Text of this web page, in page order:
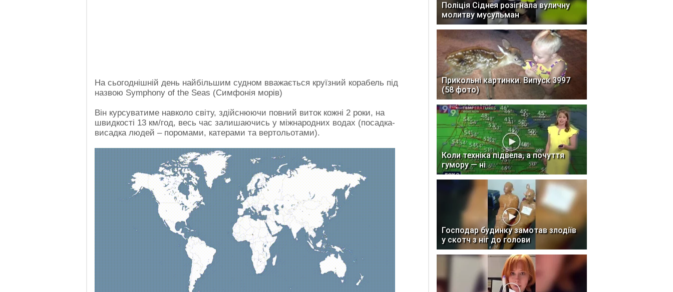
На сьогоднішній день найбільшим судном вважається круїзний корабель під
назвою Symphony of the Seas (Симфонія морів)
Він курсуватиме навколо світу, здійснюючи повний виток кожні 2 роки, на
швидкості 13 км/год, весь час залишаючись у міжнародних водах (посадка-
висадка людей – поромами, катерами та вертольотами).
Поліція Сіднея розігнала вуличну
молитву мусульман
Прикольні картинки. Випуск 3997
(58 фото)
Коли техніка підвела, а почуття
гумору — ні
Господар будинку замотав злодіїв
у скотч з ніг до голови